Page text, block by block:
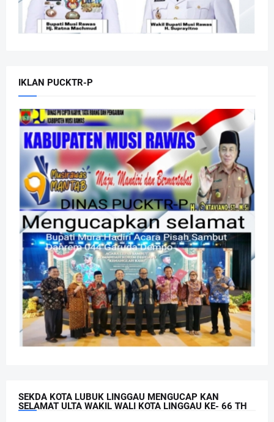
IKLAN PUCKTR-P
SEKDA KOTA LUBUK LINGGAU MENGUCAP KAN
SELAMAT ULTA WAKIL WALI KOTA LINGGAU KE- 66 TH